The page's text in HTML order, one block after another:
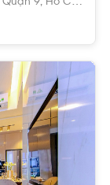
Quận 9, Hồ Chí Minh